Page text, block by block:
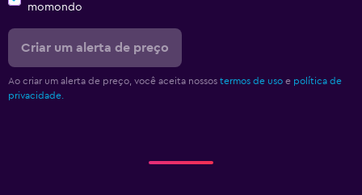
momondo
Criar um alerta de preço
Ao criar um alerta de preço, você aceita nossos termos de uso e política de
privacidade.